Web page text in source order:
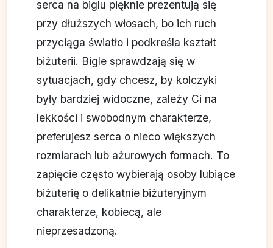
serca na biglu pięknie prezentują się
przy dłuższych włosach, bo ich ruch
przyciąga światło i podkreśla kształt
biżuterii. Bigle sprawdzają się w
sytuacjach, gdy chcesz, by kolczyki
były bardziej widoczne, zależy Ci na
lekkości i swobodnym charakterze,
preferujesz serca o nieco większych
rozmiarach lub ażurowych formach. To
zapięcie często wybierają osoby lubiące
biżuterię o delikatnie biżuteryjnym
charakterze, kobiecą, ale
nieprzesadzoną.